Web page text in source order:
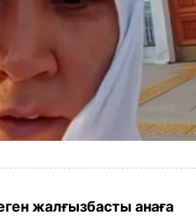
жалғызбасты анаға